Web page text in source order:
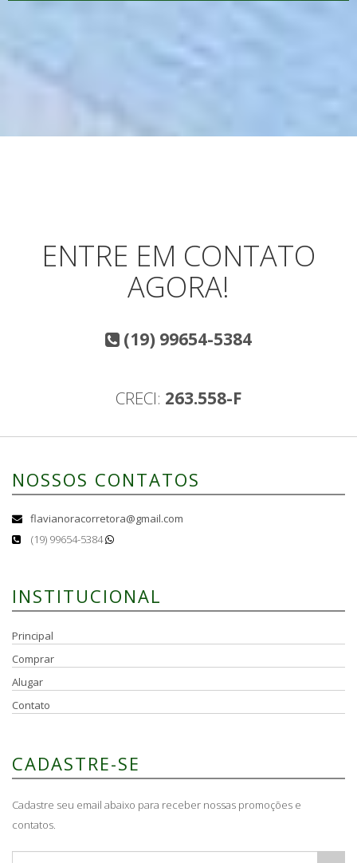
ENTRE EM CONTATO
AGORA!
(19) 99654-5384
CRECI: 263.558-F
NOSSOS CONTATOS
flavianoracorretora@gmail.com
(19) 99654-5384
INSTITUCIONAL
Principal
Comprar
Alugar
Contato
CADASTRE-SE
Cadastre seu email abaixo para receber nossas promoções e
contatos.